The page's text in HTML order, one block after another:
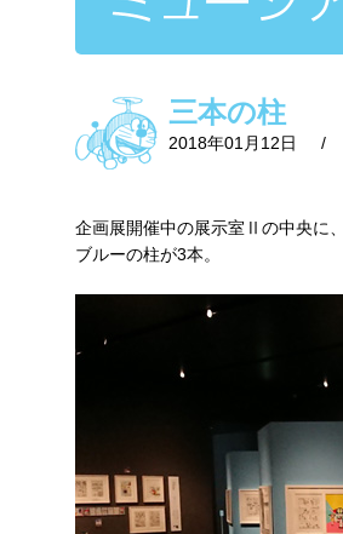
三本の柱
2018年01月12日 /
企画展開催中の展示室Ⅱの中央に、
ブルーの柱が3本。